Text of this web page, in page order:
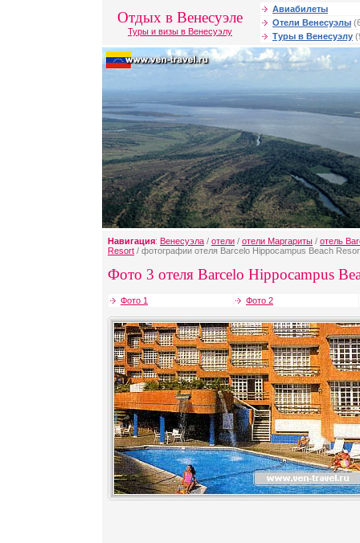
Отдых в Венесуэле
Туры и визы в Венесуэлу
Авиабилеты
Отели Венесуэлы
Туры в Венесуэлу
Навигация: Венесуэла / отели / отели Маргариты / отель
Resort / фотографии отеля Barcelo Hippocampus Beach
Фото 3 отеля Barcelo Hippocampus
Фото 1 Фото 2